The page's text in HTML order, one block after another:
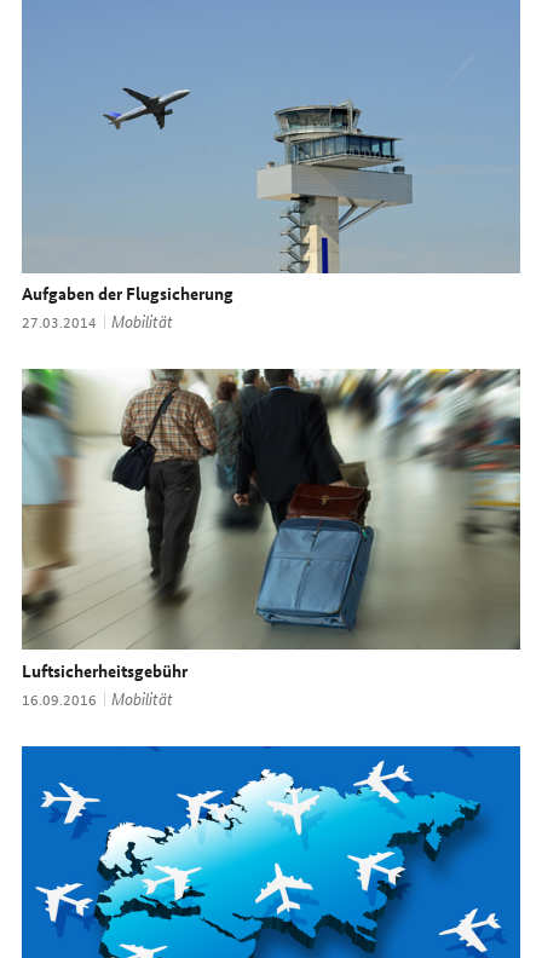
Aufgaben der Flugsicherung
Datum:
27.03.2014 Thema:
Mobilität
Luftsicherheitsgebühr
Datum:
16.09.2016 Thema:
Mobilität